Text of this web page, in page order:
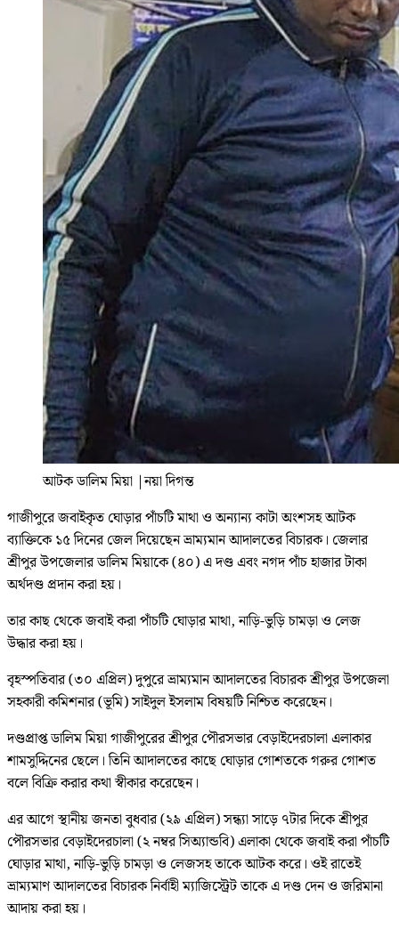
আটক ডালিম মিয়া |নয়া দিগন্ত
গাজীপুরে জবাইকৃত ঘোড়ার পাঁচটি মাথা ও অন্যান্য কাটা অংশসহ আটক
ব্যাক্তিকে ১৫ দিনের জেল দিয়েছেন ভ্রাম্যমান আদালতের বিচারক। জেলার
শ্রীপুর উপজেলার ডালিম মিয়াকে (৪০) এ দণ্ড এবং নগদ পাঁচ হাজার টাকা
অর্থদণ্ড প্রদান করা হয়।
তার কাছ থেকে জবাই করা পাঁচটি ঘোড়ার মাথা, নাড়ি-ভুড়ি চামড়া ও লেজ
উদ্ধার করা হয়।
বৃহস্পতিবার (৩০ এপ্রিল) দুপুরে ভ্রাম্যমান আদালতের বিচারক শ্রীপুর উপজেলা
সহকারী কমিশনার (ভূমি) সাইদুল ইসলাম বিষয়টি নিশ্চিত করেছেন।
দণ্ডপ্রাপ্ত ডালিম মিয়া গাজীপুরের শ্রীপুর পৌরসভার বেড়াইদেরচালা এলাকার
শামসুদ্দিনের ছেলে। তিনি আদালতের কাছে ঘোড়ার গোশতকে গরুর গোশত
বলে বিক্রি করার কথা স্বীকার করেছেন।
এর আগে স্থানীয় জনতা বুধবার (২৯ এপ্রিল) সন্ধ্যা সাড়ে ৭টার দিকে শ্রীপুর
পৌরসভার বেড়াইদেরচালা (২ নম্বর সিঅ্যান্ডবি) এলাকা থেকে জবাই করা পাঁচটি
ঘোড়ার মাথা, নাড়ি-ভুড়ি চামড়া ও লেজসহ তাকে আটক করে। ওই রাতেই
ভ্রাম্যমাণ আদালতের বিচারক নির্বাহী ম্যাজিস্ট্রেট তাকে এ দণ্ড দেন ও জরিমানা
আদায় করা হয়।